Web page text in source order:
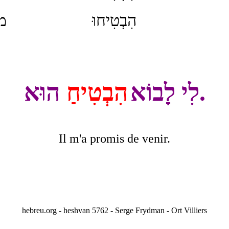
הִבְטִיחוּ
הוּא הִבְטִיחַלִי לָבוֹא.
Il m'a promis de venir.
Serge Frydman - Ort Villiers
-
hebreu.org - heshvan 5762